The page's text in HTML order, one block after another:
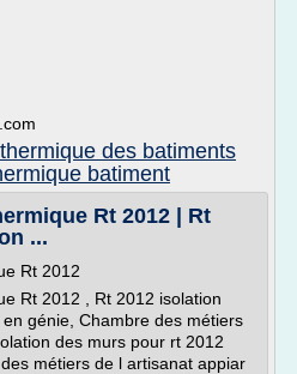
des batiments
batiment
Rt 2012 | Rt
...
Rt 2012
Rt 2012 , Rt 2012 isolation
génie, Chambre des métiers
des murs pour rt 2012
métiers de l artisanat appiar